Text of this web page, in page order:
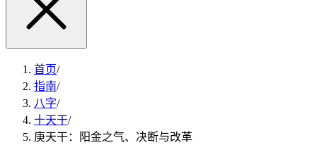
首页/
指南/
八字/
十天干/
庚天干：阳金之气、决断与改革